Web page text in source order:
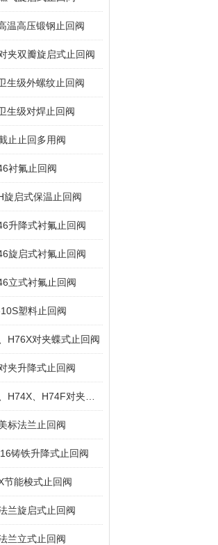
温高压锻钢止回阀
夹双瓣旋启式止回阀
生级外螺纹止回阀
生级对焊止回阀
止止回多用阀
衬氟止回阀
旋启式保温止回阀
升降式衬氟止回阀
旋启式衬氟止回阀
立式衬氟止回阀
塑料止回阀
H76X对夹蝶式止回阀
夹升降式止回阀
标法兰止回阀
铸铁升降式止回阀
节能梭式止回阀
兰旋启式止回阀
兰立式止回阀